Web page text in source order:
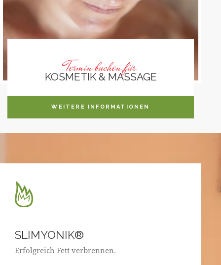
Termin buchen für
KOSMETIK & MASSAGE
WEITERE INFORMATIONEN
SLIMYONIK®
Erfolgreich Fett verbrennen.